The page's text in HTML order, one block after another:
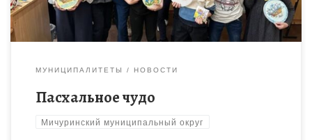
МУНИЦИПАЛИТЕТЫ НОВОСТИ
Пасхальное чудо
Мичуринский муниципальный округ